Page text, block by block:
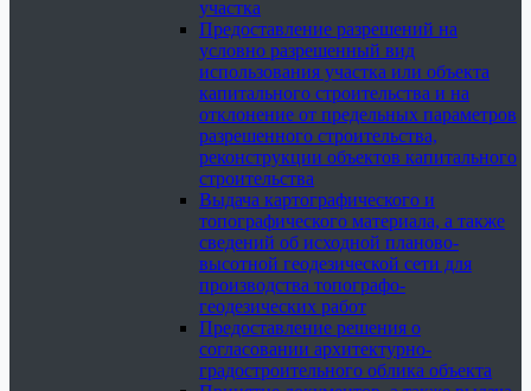
участка
Предоставление разрешений на
условно разрешенный вид
использования участка или объекта
капитального строительства и на
отклонение от предельных параметров
разрешенного строительства,
реконструкции объектов капитального
строительства
Выдача картографического и
топографического материала, а также
сведений об исходной планово-
высотной геодезической сети для
производства топографо-
геодезических работ
Предоставление решения о
согласовании архитектурно-
градостроительного облика объекта